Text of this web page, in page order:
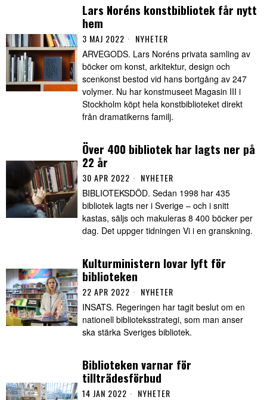
Lars Noréns konstbibliotek får nytt
hem
3 MAJ 2022 NYHETER
ARVEGODS. Lars Noréns privata samling av
böcker om konst, arkitektur, design och
scenkonst bestod vid hans bortgång av 247
volymer. Nu har konstmuseet Magasin III i
Stockholm köpt hela konstbiblioteket direkt
från dramatikerns familj.
Över 400 bibliotek har lagts ner på
22 år
30 APR 2022 NYHETER
BIBLIOTEKSDÖD. Sedan 1998 har 435
bibliotek lagts ner i Sverige – och i snitt
kastas, säljs och makuleras 8 400 böcker per
dag. Det uppger tidningen Vi i en granskning.
Kulturministern lovar lyft för
biblioteken
22 APR 2022 NYHETER
INSATS. Regeringen har tagit beslut om en
nationell biblioteksstrategi, som man anser
ska stärka Sveriges bibliotek.
Biblioteken varnar för
tillträdesförbud
14 JAN 2022 NYHETER